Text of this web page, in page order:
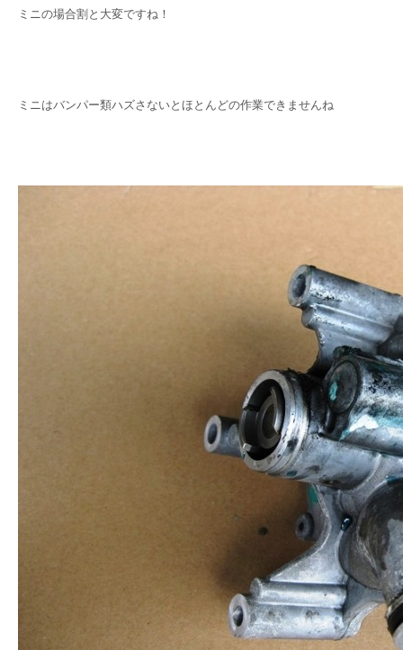
ミニの場合割と大変ですね！
ミニはバンパー類ハズさないとほとんどの作業できませんね